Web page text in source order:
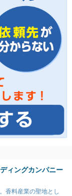
ィングカンパニー
香料産業の聖地とし